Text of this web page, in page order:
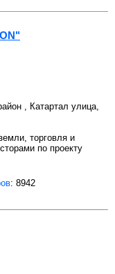
, Катартал улица,
торговля и
по проекту
: 8942